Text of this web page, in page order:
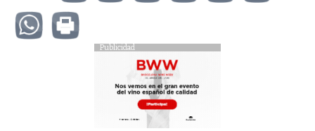
Publicidad